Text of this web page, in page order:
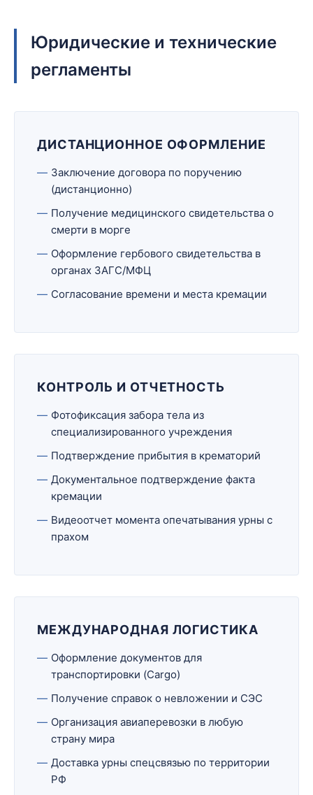
Юридические и технические
регламенты
ДИСТАНЦИОННОЕ ОФОРМЛЕНИЕ
Заключение договора по поручению
(дистанционно)
Получение медицинского свидетельства о
смерти в морге
Оформление гербового свидетельства в
органах ЗАГС/МФЦ
Согласование времени и места кремации
КОНТРОЛЬ И ОТЧЕТНОСТЬ
Фотофиксация забора тела из
специализированного учреждения
Подтверждение прибытия в крематорий
Документальное подтверждение факта
кремации
Видеоотчет момента опечатывания урны с
прахом
МЕЖДУНАРОДНАЯ ЛОГИСТИКА
Оформление документов для
транспортировки (Cargo)
Получение справок о невложении и СЭС
Организация авиаперевозки в любую
страну мира
Доставка урны спецсвязью по территории
РФ